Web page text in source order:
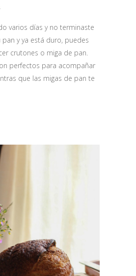
varios días y no terminaste
y ya está duro, puedes
crutones o miga de pan.
perfectos para acompañar
que las migas de pan te